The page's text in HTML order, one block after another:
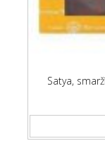
Satya,